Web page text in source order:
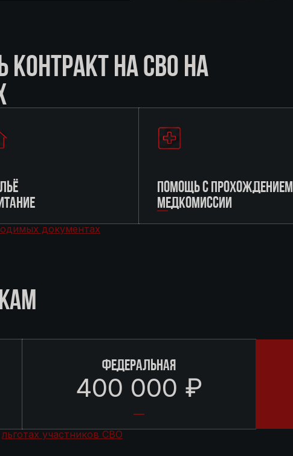
НА СВО НА
ПОМОЩЬ С ПРОХОЖДЕНИЕМ
МЕДКОМИССИИ
документах
ФЕДЕРАЛЬНАЯ
400 000 ₽
льготах участников СВО